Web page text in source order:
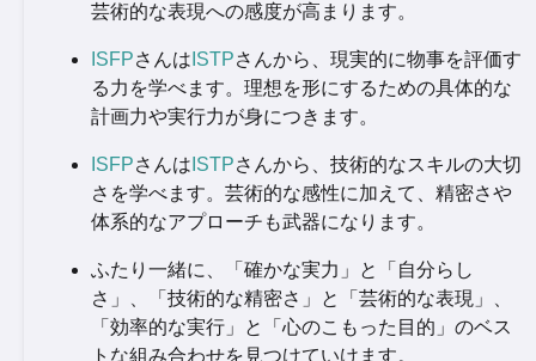
芸術的な表現への感度が高まります。
ISFPさんは ISTPさんから、現実的に物事を評価す
る力を学べます。理想を形にするための具体的な
計画力や実行力が身につきます。
ISFPさんは ISTPさんから、技術的なスキルの大切
さを学べます。芸術的な感性に加えて、精密さや
体系的なアプローチも武器になります。
ふたり一緒に、「確かな実力」と「自分らし
さ」、「技術的な精密さ」と「芸術的な表現」、
「効率的な実行」と「心のこもった目的」のベス
トな組み合わせを見つけていけます。